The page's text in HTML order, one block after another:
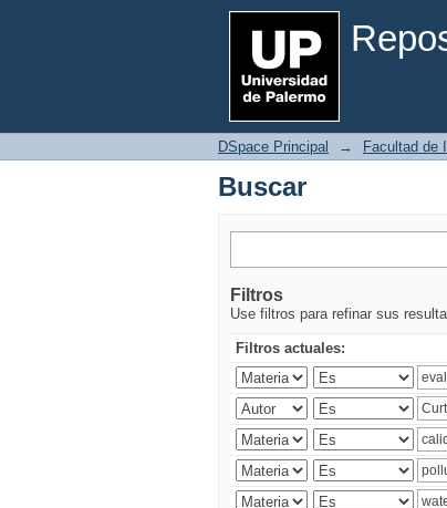
Buscar
DSpace Principal → Facultad de
Buscar
Filtros
Use filtros para refinar sus
Filtros actuales: